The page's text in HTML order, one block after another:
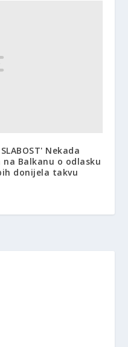
Nekada
Balkanu o odlasku
donijela takvu